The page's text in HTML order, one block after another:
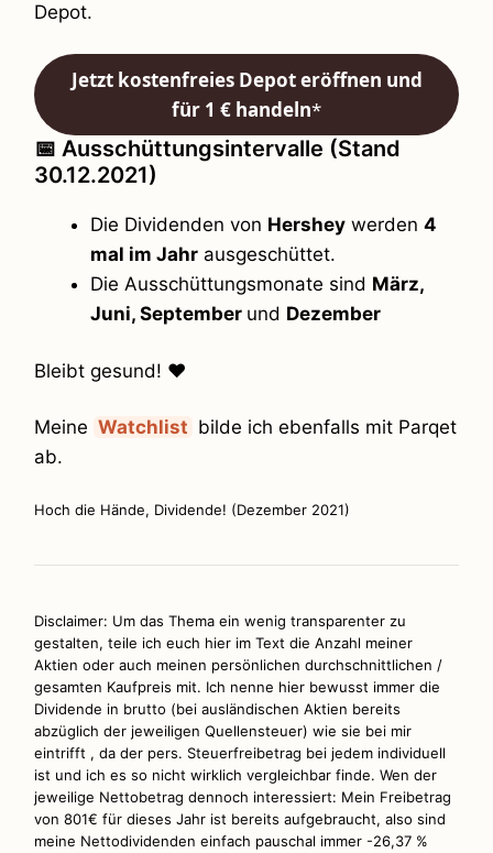
Depot.
Jetzt kostenfreies Depot eröffnen und
für 1 € handeln*
📅 Ausschüttungsintervalle (Stand
30.12.2021)
Die Dividenden von Hershey werden 4
mal im Jahr ausgeschüttet.
Die Ausschüttungsmonate sind März,
Juni, September und Dezember
Bleibt gesund! ❤️
Meine Watchlist bilde ich ebenfalls mit Parqet
ab.
Hoch die Hände, Dividende! (Dezember 2021)
Disclaimer: Um das Thema ein wenig transparenter zu
gestalten, teile ich euch hier im Text die Anzahl meiner
Aktien oder auch meinen persönlichen durchschnittlichen /
gesamten Kaufpreis mit. Ich nenne hier bewusst immer die
Dividende in brutto (bei ausländischen Aktien bereits
abzüglich der jeweiligen Quellensteuer) wie sie bei mir
eintrifft , da der pers. Steuerfreibetrag bei jedem individuell
ist und ich es so nicht wirklich vergleichbar finde. Wen der
jeweilige Nettobetrag dennoch interessiert: Mein Freibetrag
von 801€ für dieses Jahr ist bereits aufgebraucht, also sind
meine Nettodividenden einfach pauschal immer -26,37 %